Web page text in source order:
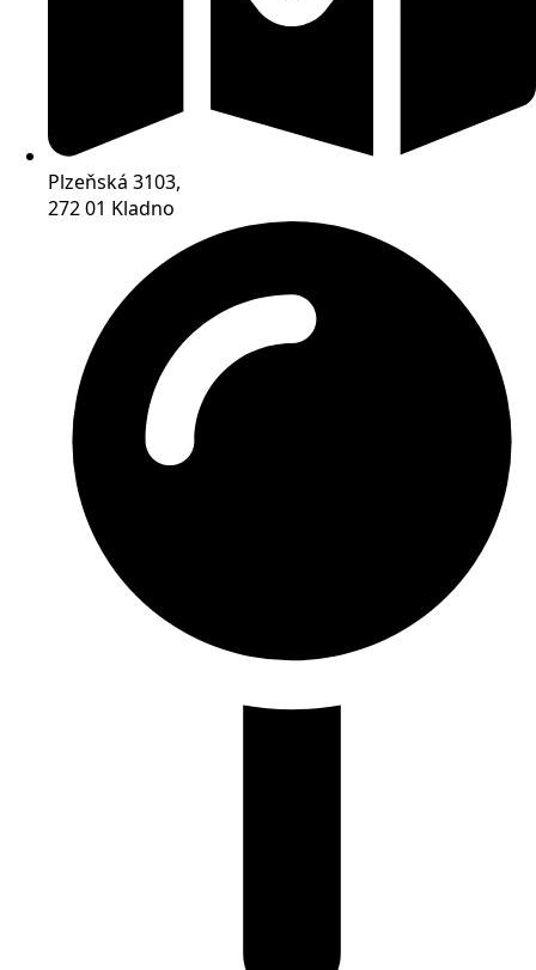
Plzeňská 3103,
272 01 Kladno